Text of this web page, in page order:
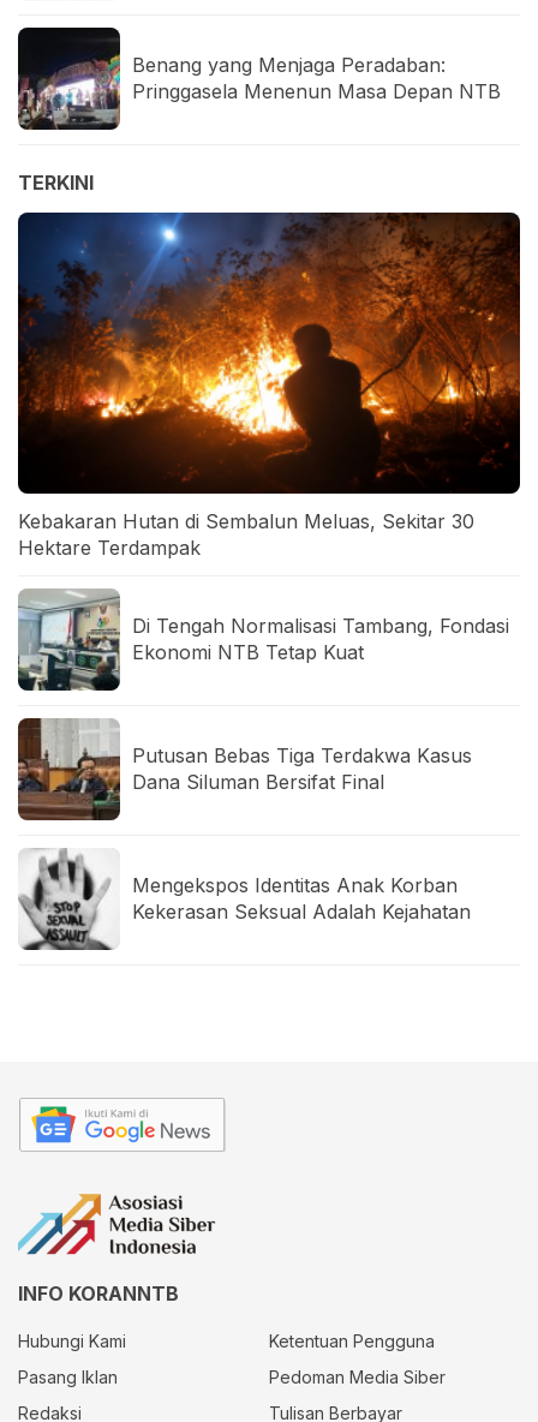
Benang yang Menjaga Peradaban:
Pringgasela Menenun Masa Depan NTB
TERKINI
Kebakaran Hutan di Sembalun Meluas, Sekitar 30
Hektare Terdampak
Di Tengah Normalisasi Tambang, Fondasi
Ekonomi NTB Tetap Kuat
Putusan Bebas Tiga Terdakwa Kasus
Dana Siluman Bersifat Final
Mengekspos Identitas Anak Korban
Kekerasan Seksual Adalah Kejahatan
INFO KORANNTB
Hubungi Kami
Ketentuan Pengguna
Pasang Iklan
Pedoman Media Siber
Redaksi
Tulisan Berbayar